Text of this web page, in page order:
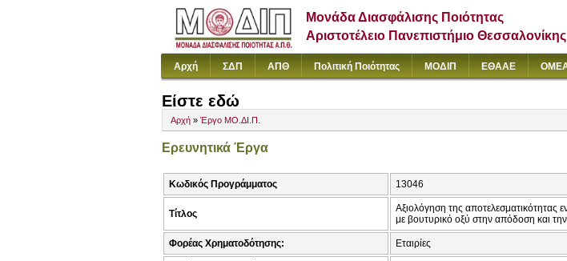
Μονάδα Διασφάλισης Ποιότητας
Αριστοτέλειο Πανεπιστήμιο Θεσσαλονίκης
Αρχή ΣΔΠ ΑΠΘ Πολιτική Ποιότητας ΜΟΔΙΠ ΕΘΑΑΕ
Είστε εδώ
Αρχή » Έργο ΜΟ.ΔΙ.Π.
Ερευνητικά Έργα
Κωδικός Προγράμματος 13046
Τίτλος
Αξιολόγηση της αποτελεσματικότητας
με βουτυρικό οξύ στην απόδοση και
Φορέας Χρηματοδότησης: Εταιρίες